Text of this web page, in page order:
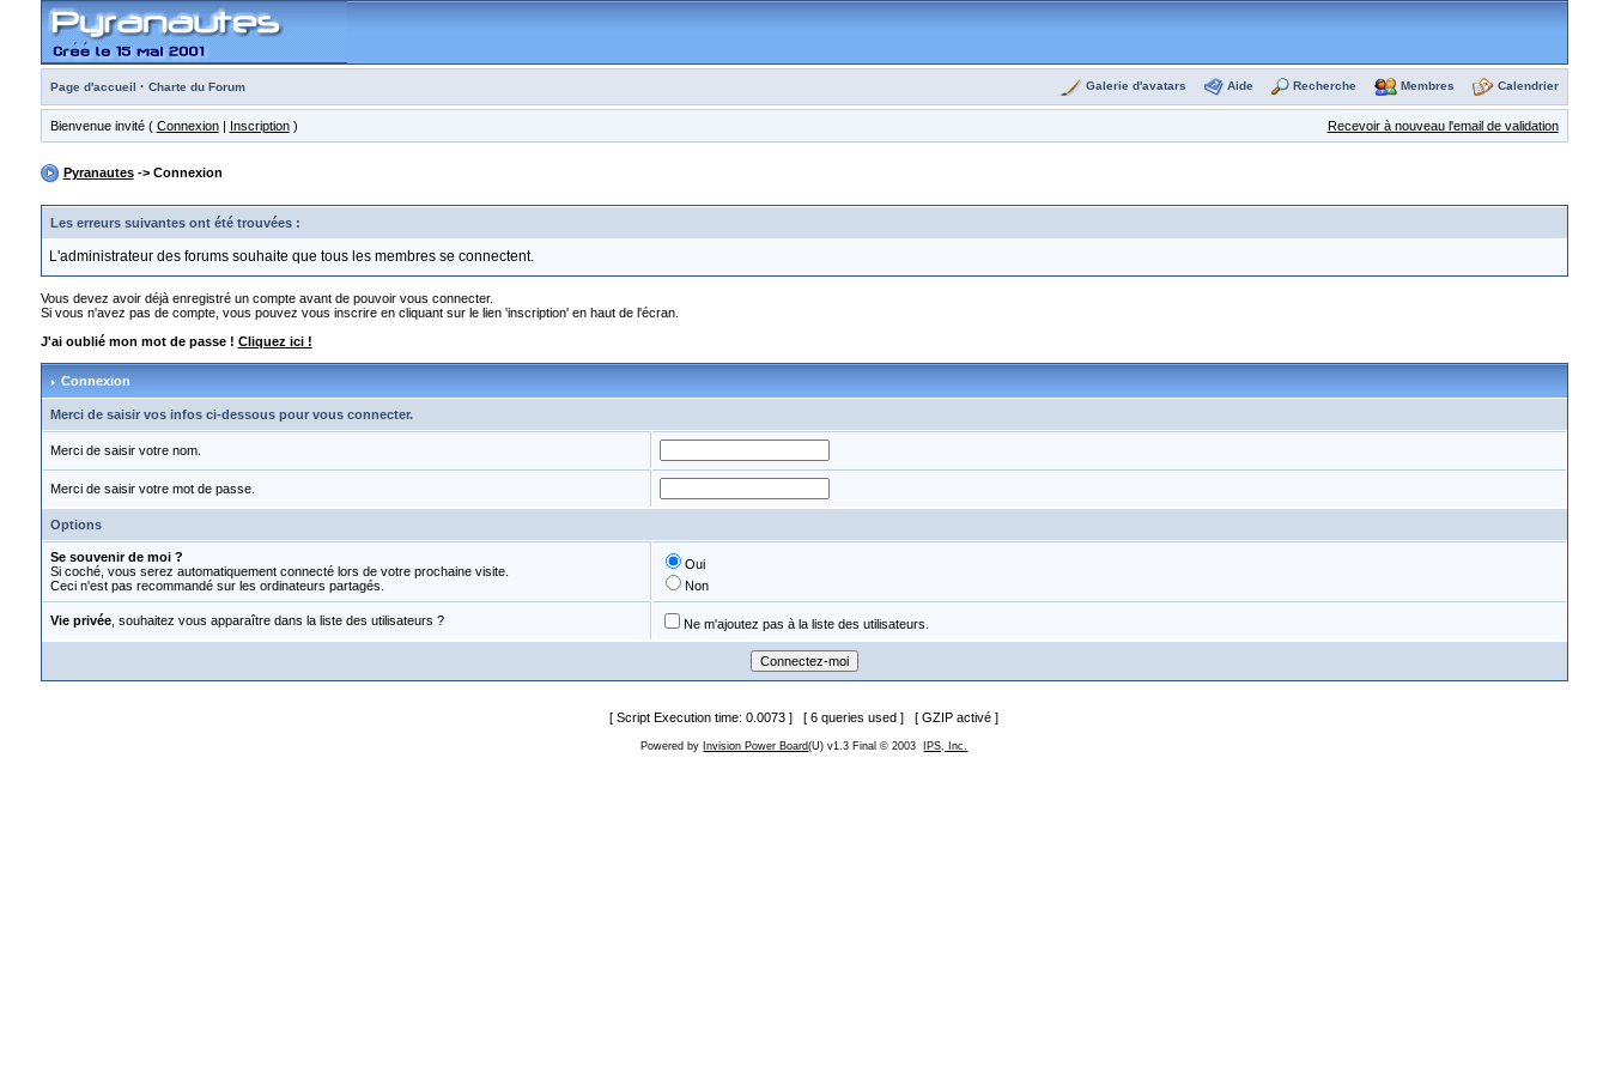
Page d'accueil · Charte du Forum Galerie d'avatars Aide Recherche Membres Calendrier
Bienvenue invité ( Connexion| Inscription) Recevoir à nouveau l'email de validation
Pyranautes-> Connexion
Les erreurs suivantes ont été trouvées :
L'administrateur des forums souhaite que tous les membres se connectent.
Vous devez avoir déjà enregistré un compte avant de pouvoir vous connecter.
Si vous n'avez pas de compte, vous pouvez vous inscrire en cliquant sur le lien 'inscription' en haut de l'écran.
J'ai oublié mon mot de passe ! Cliquez ici !
Connexion
Merci de saisir vos infos ci-dessous pour vous connecter.
Merci de saisir votre nom.
Merci de saisir votre mot de passe.
Options
Se souvenir de moi ?
Si coché, vous serez automatiquement connecté lors de votre prochaine visite.
Ceci n'est pas recommandé sur les ordinateurs partagés.
Oui
Non
Vie privée, souhaitez vous apparaître dans la liste des utilisateurs ? Ne m'ajoutez pas à la liste des utilisateurs.
[ Script Execution time: 0.0073 ] [ 6 queries used ] [ GZIP activé ]
Powered by Invision Power Board(U) v1.3 Final © 2003 IPS, Inc.